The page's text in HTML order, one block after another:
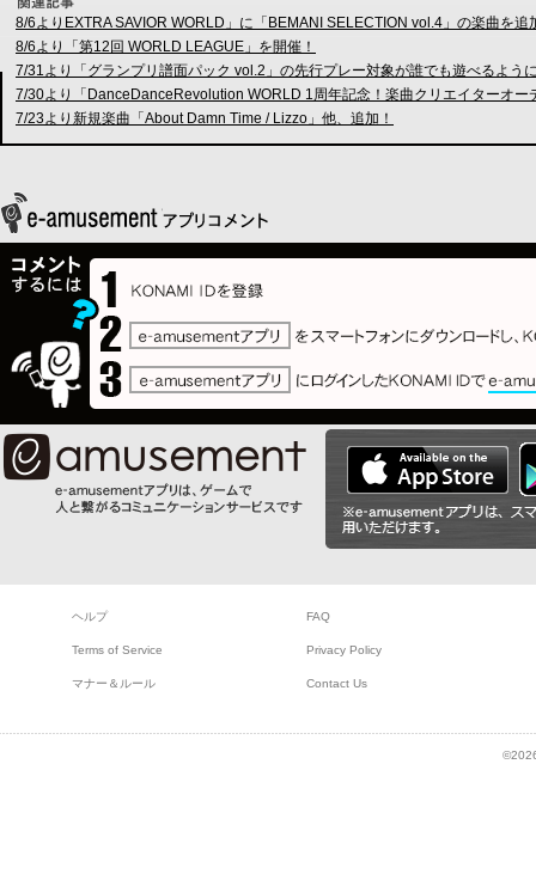
8/6よりEXTRA SAVIOR WORLD」に「BEMANI SELECTION vol.4」の楽曲を追
8/6より「第12回 WORLD LEAGUE」を開催！
7/31より「グランプリ譜面パック vol.2」の先行プレー対象が誰でも遊べるよう
7/30より「DanceDanceRevolution WORLD 1周年記念！楽曲クリエイターオ
7/23より新規楽曲「About Damn Time / Lizzo」他、追加！
ヘルプ FAQ
Terms of Service Privacy Policy
マナー＆ルール Contact Us